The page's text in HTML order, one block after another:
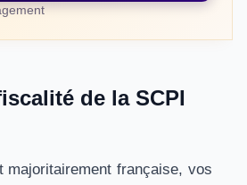
de la SCPI
majoritairement française, vos